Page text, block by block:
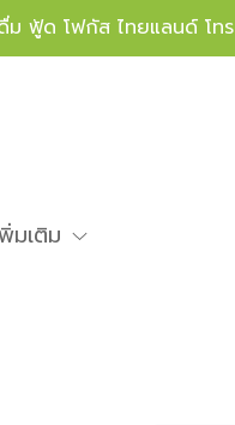
ม ฟู้ด โฟกัส ไทยแลนด์ โทร
มเติม